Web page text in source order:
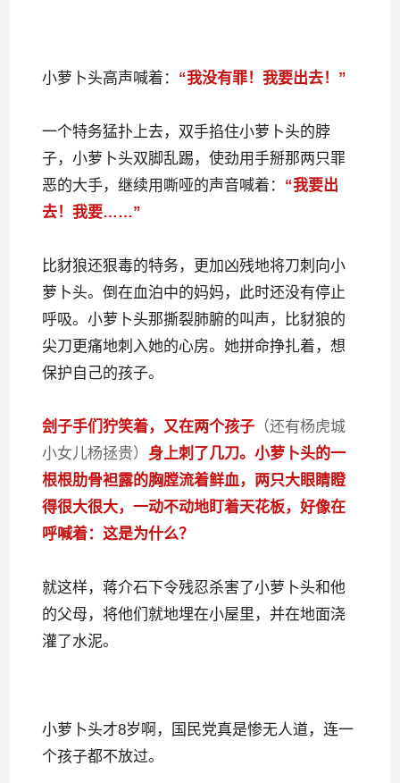
小萝卜头高声喊着： “我没有罪！我要出去！”
一个特务猛扑上去，双手掐住小萝卜头的脖
子，小萝卜头双脚乱踢，使劲用手掰那两只罪
恶的大手，继续用嘶哑的声音喊着： “我要出
去！我要……”
比豺狼还狠毒的特务，更加凶残地将刀刺向小
萝卜头。倒在血泊中的妈妈，此时还没有停止
呼吸。小萝卜头那撕裂肺腑的叫声，比豺狼的
尖刀更痛地刺入她的心房。她拼命挣扎着，想
保护自己的孩子。
刽子手们狞笑着，又在两个孩子 （还有杨虎城
小女儿杨拯贵） 身上刺了几刀。小萝卜头的一
根根肋骨袒露的胸膛流着鲜血，两只大眼睛瞪
得很大很大，一动不动地盯着天花板，好像在
呼喊着：这是为什么？
就这样，蒋介石下令残忍杀害了小萝卜头和他
的父母，将他们就地埋在小屋里，并在地面浇
灌了水泥。
小萝卜头才8岁啊，国民党真是惨无人道，连一
个孩子都不放过。